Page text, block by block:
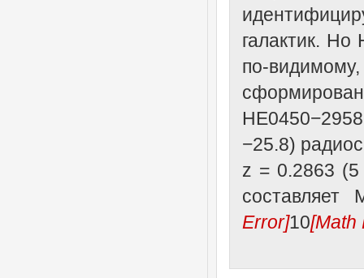
галактик.
по-
−25.8)
z = 0.2863 (5
составляет
Error]10[Math